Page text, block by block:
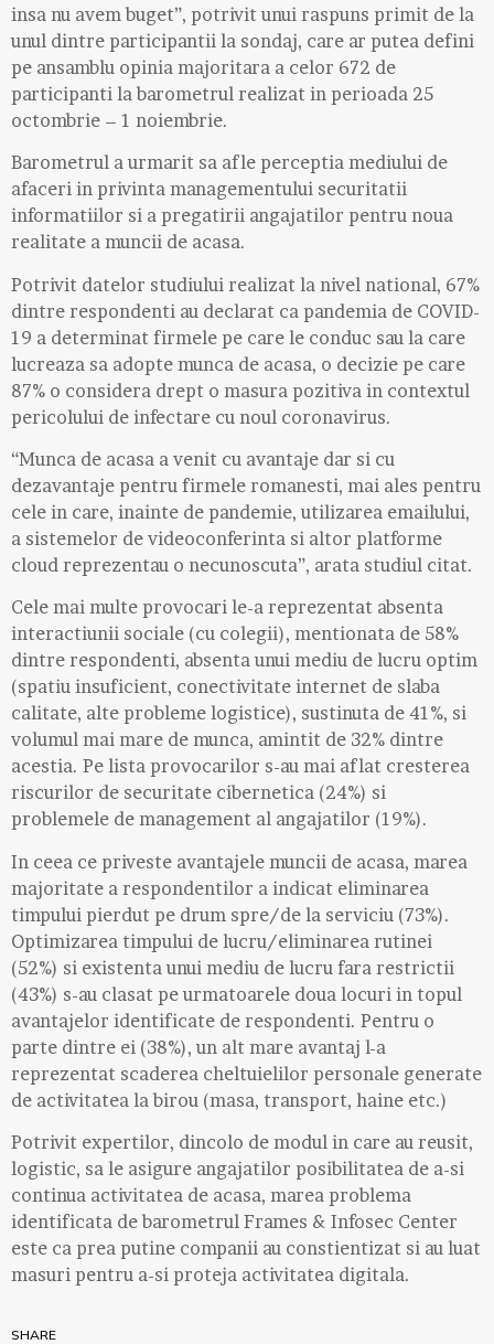
insa nu avem buget”, potrivit unui raspuns primit de la
unul dintre participantii la sondaj, care ar putea defini
pe ansamblu opinia majoritara a celor 672 de
participanti la barometrul realizat in perioada 25
octombrie – 1 noiembrie.
Barometrul a urmarit sa afle perceptia mediului de
afaceri in privinta managementului securitatii
informatiilor si a pregatirii angajatilor pentru noua
realitate a muncii de acasa.
Potrivit datelor studiului realizat la nivel national, 67%
dintre respondenti au declarat ca pandemia de COVID-
19 a determinat firmele pe care le conduc sau la care
lucreaza sa adopte munca de acasa, o decizie pe care
87% o considera drept o masura pozitiva in contextul
pericolului de infectare cu noul coronavirus.
“Munca de acasa a venit cu avantaje dar si cu
dezavantaje pentru firmele romanesti, mai ales pentru
cele in care, inainte de pandemie, utilizarea emailului,
a sistemelor de videoconferinta si altor platforme
cloud reprezentau o necunoscuta”, arata studiul citat.
Cele mai multe provocari le-a reprezentat absenta
interactiunii sociale (cu colegii), mentionata de 58%
dintre respondenti, absenta unui mediu de lucru optim
(spatiu insuficient, conectivitate internet de slaba
calitate, alte probleme logistice), sustinuta de 41%, si
volumul mai mare de munca, amintit de 32% dintre
acestia. Pe lista provocarilor s-au mai aflat cresterea
riscurilor de securitate cibernetica (24%) si
problemele de management al angajatilor (19%).
In ceea ce priveste avantajele muncii de acasa, marea
majoritate a respondentilor a indicat eliminarea
timpului pierdut pe drum spre/de la serviciu (73%).
Optimizarea timpului de lucru/eliminarea rutinei
(52%) si existenta unui mediu de lucru fara restrictii
(43%) s-au clasat pe urmatoarele doua locuri in topul
avantajelor identificate de respondenti. Pentru o
parte dintre ei (38%), un alt mare avantaj l-a
reprezentat scaderea cheltuielilor personale generate
de activitatea la birou (masa, transport, haine etc.)
Potrivit expertilor, dincolo de modul in care au reusit,
logistic, sa le asigure angajatilor posibilitatea de a-si
continua activitatea de acasa, marea problema
identificata de barometrul Frames & Infosec Center
este ca prea putine companii au constientizat si au luat
masuri pentru a-si proteja activitatea digitala.
SHARE